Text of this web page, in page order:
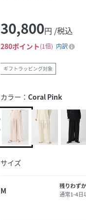
30,800円 /税込
280ポイント 1倍 内訳
ギフトラッピング対象
カラー： Coral Pink
サイズ
M
残りわずか
通常1-4日